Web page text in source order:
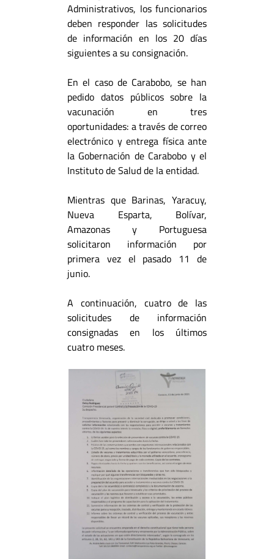
Administrativos, los funcionarios
deben responder las solicitudes
de información en los 20 días
siguientes a su consignación.
En el caso de Carabobo, se han
pedido datos públicos sobre la
vacunación en tres
oportunidades: a través de correo
electrónico y entrega física ante
la Gobernación de Carabobo y el
Instituto de Salud de la entidad.
Mientras que Barinas, Yaracuy,
Nueva Esparta, Bolívar,
Amazonas y Portuguesa
solicitaron información por
primera vez el pasado 11 de
junio.
A continuación, cuatro de las
solicitudes de información
consignadas en los últimos
cuatro meses.